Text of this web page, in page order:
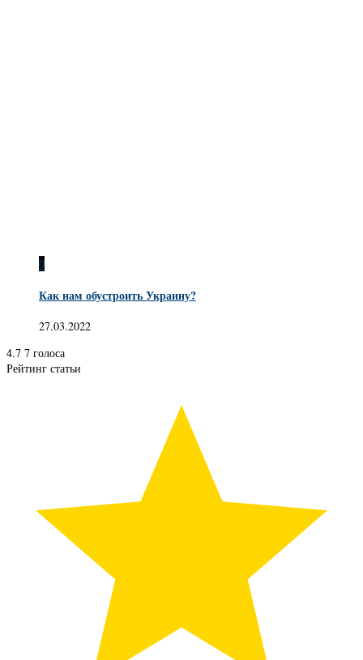
0
Как нам обустроить Украину?
27.03.2022
4.7 7 голоса
Рейтинг статьи